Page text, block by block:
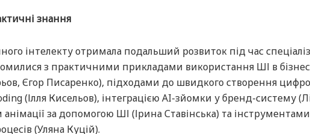
знання
інтелекту отримала подальший розвиток під час
з практичними прикладами використання ШІ в
Єгор Писаренко), підходами до швидкого створення
(Ілля Кисельов), інтеграцією AI-зйомки у бренд-систему
за допомогою ШІ (Ірина Ставінська) та інструментами
(Уляна Куцій).